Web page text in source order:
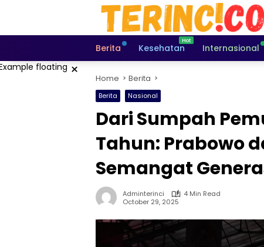
Berita
Kesehatan Internasional
× Home Berita
Berita Nasional
Dari Sumpah
Tahun: Prabowo
Semangat
Adminterinci
4 Min Read
October 29, 2025